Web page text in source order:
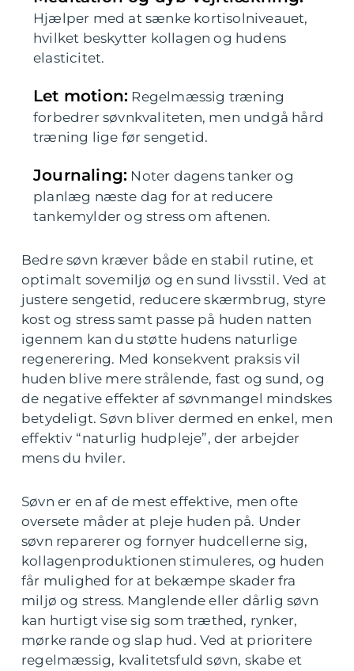
Hjælper med at sænke kortisolniveauet,
hvilket beskytter kollagen og hudens
elasticitet.
Let motion: Regelmæssig træning
forbedrer søvnkvaliteten, men undgå hård
træning lige før sengetid.
Journaling: Noter dagens tanker og
planlæg næste dag for at reducere
tankemylder og stress om aftenen.
Bedre søvn kræver både en stabil rutine, et
optimalt sovemiljø og en sund livsstil. Ved at
justere sengetid, reducere skærmbrug, styre
kost og stress samt passe på huden natten
igennem kan du støtte hudens naturlige
regenerering. Med konsekvent praksis vil
huden blive mere strålende, fast og sund, og
de negative effekter af søvnmangel mindskes
betydeligt. Søvn bliver dermed en enkel, men
effektiv “naturlig hudpleje”, der arbejder
mens du hviler.
Søvn er en af de mest effektive, men ofte
oversete måder at pleje huden på. Under
søvn reparerer og fornyer hudcellerne sig,
kollagenproduktionen stimuleres, og huden
får mulighed for at bekæmpe skader fra
miljø og stress. Manglende eller dårlig søvn
kan hurtigt vise sig som træthed, rynker,
mørke rande og slap hud. Ved at prioritere
regelmæssig, kvalitetsfuld søvn, skabe et